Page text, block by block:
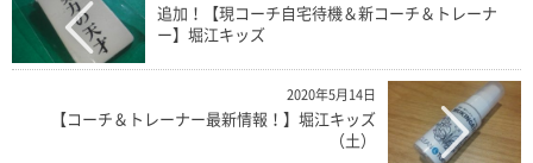
追加！【現コーチ自宅待機＆新コーチ＆トレーナ
ー】堀江キッズ
2020年5月14日
【コーチ＆トレーナー最新情報！】堀江キッズ
（土）